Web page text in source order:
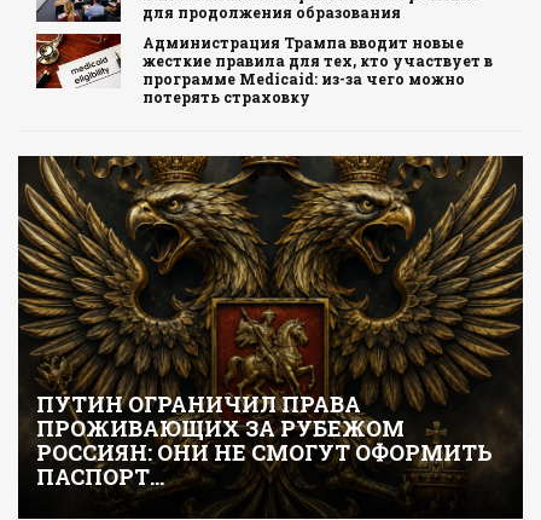
для продолжения образования
Администрация Трампа вводит новые
жесткие правила для тех, кто участвует в
программе Medicaid: из-за чего можно
потерять страховку
ПУТИН ОГРАНИЧИЛ ПРАВА
ПРОЖИВАЮЩИХ ЗА РУБЕЖОМ
РОССИЯН: ОНИ НЕ СМОГУТ ОФОРМИТЬ
ПАСПОРТ…